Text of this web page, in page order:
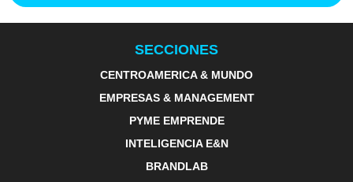
SECCIONES
CENTROAMERICA & MUNDO
EMPRESAS & MANAGEMENT
PYME EMPRENDE
INTELIGENCIA E&N
BRANDLAB